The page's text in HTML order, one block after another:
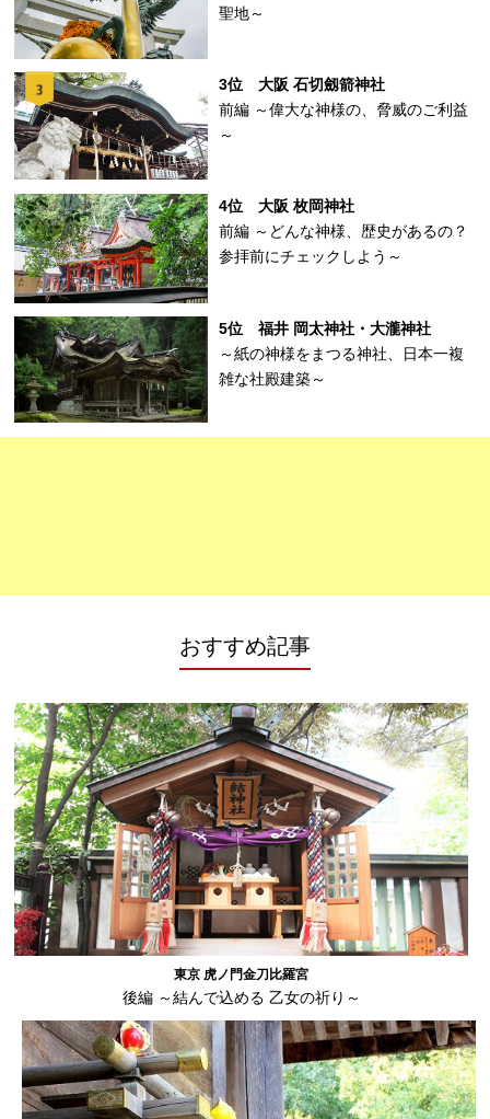
聖地～
3位 大阪 石切劔箭神社
前編 ～偉大な神様の、脅威のご利益
～
4位 大阪 枚岡神社
前編 ～どんな神様、歴史があるの？
参拝前にチェックしよう～
5位 福井 岡太神社・大瀧神社
～紙の神様をまつる神社、日本一複
雑な社殿建築～
おすすめ記事
東京 虎ノ門金刀比羅宮
後編 ～結んで込める 乙女の祈り～